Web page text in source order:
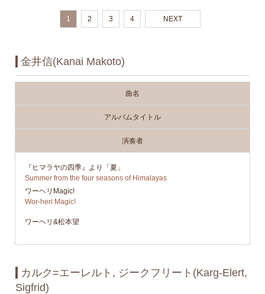
1 2 3 4 NEXT
金井信(Kanai Makoto)
曲名
アルバムタイトル
演奏者
『ヒマラヤの四季』より「夏」
Summer from the four seasons of Himalayas
ワーヘリMagic!
Wor-heri Magic!
ワーヘリ&松本望
カルク=エーレルト, ジークフリート(Karg-Elert,
Sigfrid)